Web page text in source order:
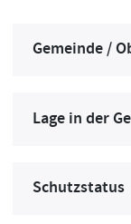
Gemeinde /
Lage in der
Schutzstatus